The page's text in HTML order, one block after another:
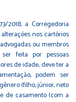
2018, a Corregedoria
nos cartórios
ou membros
feita por pessoas
de idade, deve ter a
podem ser
(filho, júnior, neto
de casamento (com a